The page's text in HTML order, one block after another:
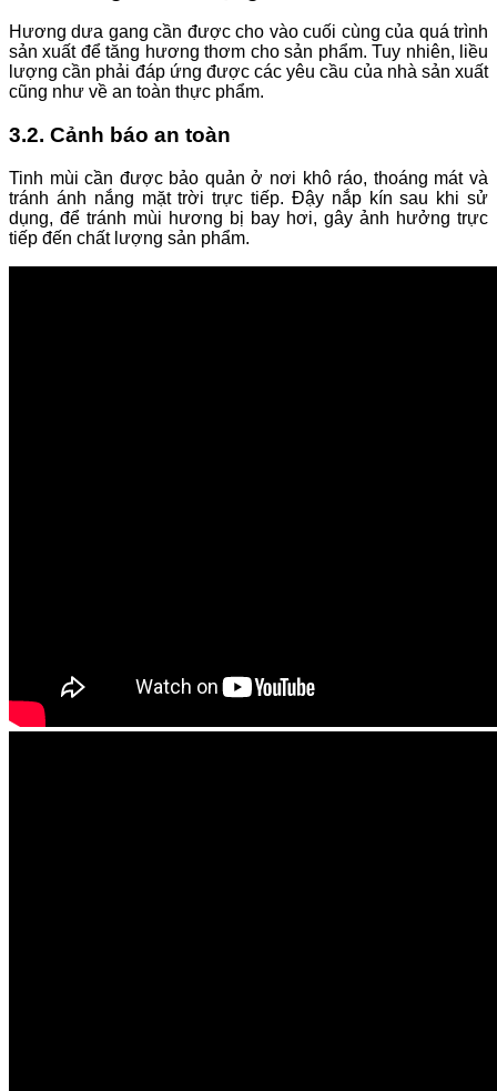
Hương dưa gang cần được cho vào cuối cùng của quá trình
sản xuất để tăng hương thơm cho sản phẩm. Tuy nhiên, liều
lượng cần phải đáp ứng được các yêu cầu của nhà sản xuất
cũng như về an toàn thực phẩm.
3.2. Cảnh báo an toàn
Tinh mùi cần được bảo quản ở nơi khô ráo, thoáng mát và
tránh ánh nắng mặt trời trực tiếp. Đậy nắp kín sau khi sử
dụng, để tránh mùi hương bị bay hơi, gây ảnh hưởng trực
tiếp đến chất lượng sản phẩm.